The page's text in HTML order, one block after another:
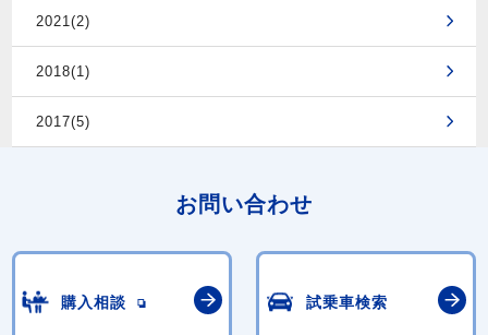
2021(2)
2018(1)
2017(5)
お問い合わせ
購入相談 試乗車検索